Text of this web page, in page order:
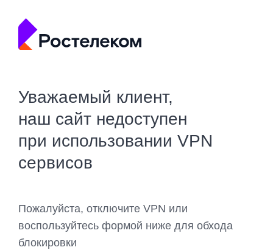
Уважаемый клиент,
наш сайт недоступен
при использовании VPN
сервисов
Пожалуйста, отключите VPN или
воспользуйтесь формой ниже для обхода
блокировки